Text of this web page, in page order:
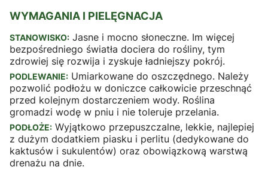
WYMAGANIA I PIELĘGNACJA
STANOWISKO: Jasne i mocno słoneczne. Im więcej
bezpośredniego światła dociera do rośliny, tym
zdrowiej się rozwija i zyskuje ładniejszy pokrój.
PODLEWANIE: Umiarkowane do oszczędnego. Należy
pozwolić podłożu w doniczce całkowicie przeschnąć
przed kolejnym dostarczeniem wody. Roślina
gromadzi wodę w pniu i nie toleruje przelania.
PODŁOŻE: Wyjątkowo przepuszczalne, lekkie, najlepiej
z dużym dodatkiem piasku i perlitu (dedykowane do
kaktusów i sukulentów) oraz obowiązkową warstwą
drenażu na dnie.